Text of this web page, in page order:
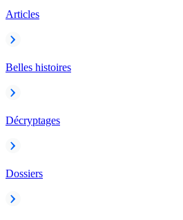
Articles
Belles histoires
Décryptages
Dossiers